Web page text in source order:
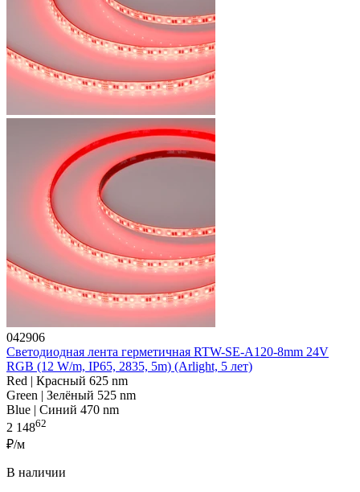
042906
Светодиодная лента герметичная RTW-SE-A120-8mm 24V
RGB (12 W/m, IP65, 2835, 5m) (Arlight, 5 лет)
Red | Красный 625 nm
Green | Зелёный 525 nm
Blue | Синий 470 nm
2 14862
₽/м
В наличии